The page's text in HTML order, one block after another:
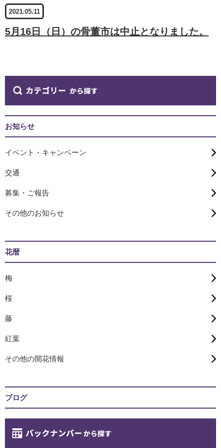
2021.05.11
5月16日（日）の骨董市は中止となりました。
お知らせ
イベント・キャンペーン
交通
募集・ご報告
その他のお知らせ
花暦
梅
桜
藤
紅葉
その他の開花情報
ブログ